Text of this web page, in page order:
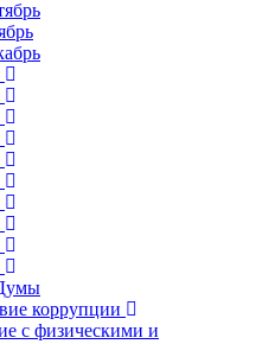
коррупции
с физическими и